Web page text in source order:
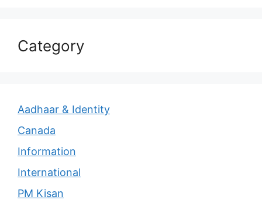
Category
Aadhaar & Identity
Canada
Information
International
PM Kisan